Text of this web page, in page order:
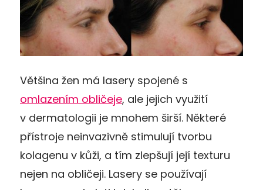
Většina žen má lasery spojené s
omlazením obličeje, ale jejich využití
v dermatologii je mnohem širší. Některé
přístroje neinvazivně stimulují tvorbu
kolagenu v kůži, a tím zlepšují její texturu
nejen na obličeji. Lasery se používají